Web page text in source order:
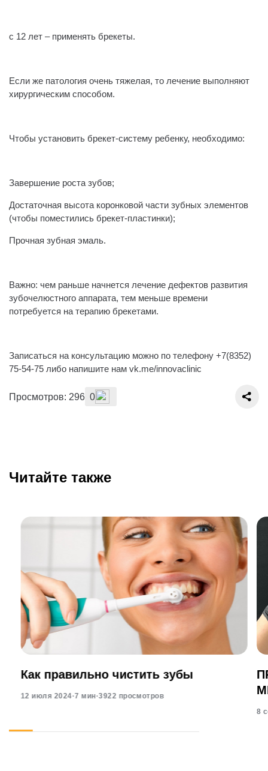
с 12 лет – применять брекеты.
Если же патология очень тяжелая, то лечение выполняют
хирургическим способом.
Чтобы установить брекет-систему ребенку, необходимо:
Завершение роста зубов;
Достаточная высота коронковой части зубных элементов
(чтобы поместились брекет-пластинки);
Прочная зубная эмаль.
Важно: чем раньше начнется лечение дефектов развития
зубочелюстного аппарата, тем меньше времени
потребуется на терапию брекетами.
Записаться на консультацию можно по телефону +7(8352)
75-54-75 либо напишите нам vk.me/innovaclinic
Просмотров: 296 0
Читайте также
Как правильно чистить зубы
12 июля 2024·7 мин·3922 просмотров
8